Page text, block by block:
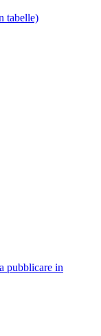
tabelle)
pubblicare in